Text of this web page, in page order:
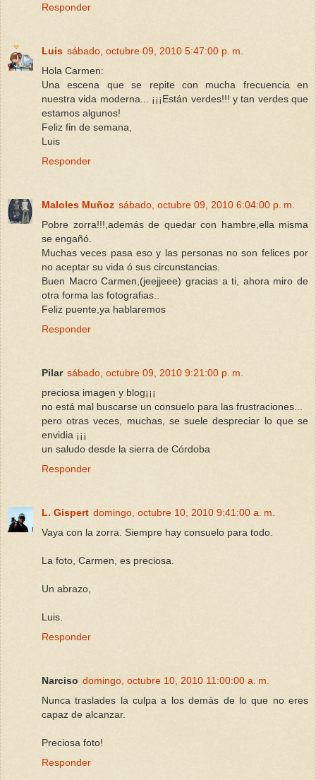
Responder
Luis sábado, octubre 09, 2010 5:47:00 p. m.
Hola Carmen:
Una escena que se repite con mucha frecuencia en
nuestra vida moderna... ¡¡¡Están verdes!!! y tan verdes que
estamos algunos!
Feliz fin de semana,
Luis
Responder
Maloles Muñoz sábado, octubre 09, 2010 6:04:00 p. m.
Pobre zorra!!!,además de quedar con hambre,ella misma
se engañó.
Muchas veces pasa eso y las personas no son felices por
no aceptar su vida ó sus circunstancias.
Buen Macro Carmen,(jeejjeee) gracias a ti, ahora miro de
otra forma las fotografias..
Feliz puente,ya hablaremos
Responder
Pilar sábado, octubre 09, 2010 9:21:00 p. m.
preciosa imagen y blog¡¡¡
no está mal buscarse un consuelo para las frustraciones...
pero otras veces, muchas, se suele despreciar lo que se
envidia ¡¡¡
un saludo desde la sierra de Córdoba
Responder
L. Gispert domingo, octubre 10, 2010 9:41:00 a. m.
Vaya con la zorra. Siempre hay consuelo para todo.
La foto, Carmen, es preciosa.
Un abrazo,
Luis.
Responder
Narciso domingo, octubre 10, 2010 11:00:00 a. m.
Nunca traslades la culpa a los demás de lo que no eres
capaz de alcanzar.
Preciosa foto!
Responder